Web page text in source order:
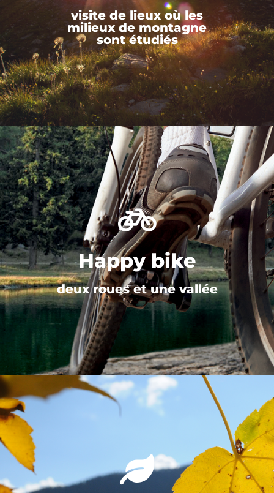
visite de lieux où les
milieux de montagne
sont étudiés
Happy bike
deux roues et une vallée